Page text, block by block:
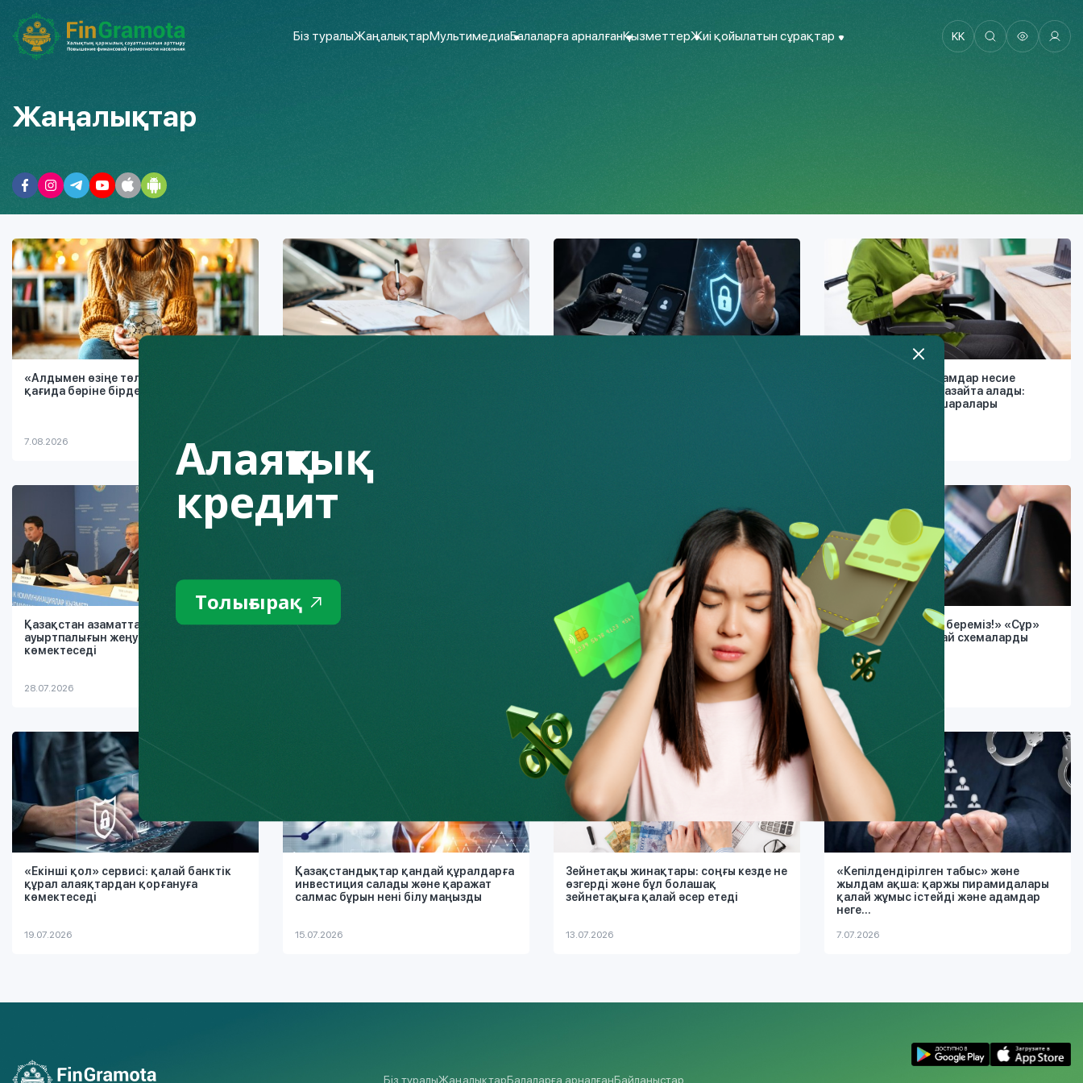
Біз туралыЖаңалықтарМультимедиаБалаларға арналғанҚызметтерЖиі қойылатын сұрақтар KK
Жаңалықтар
«Алдымен өзіңе төле»: неге бұл
қағида бәріне бірдей жұмыс істемейді
7.08.2026
Авто-айлакерлік: жолдағы алаяқтар
қалай жұмыс істейді және сақтандыру
Мүгедектігі бар адамдар несие
төлемдерін қалай азайта алады:
ҚНРДА-ның жаңа шаралары
Қазақстан азаматтарға қарыз
ауыртпалығын жеңуге қалай
көмектеседі
28.07.2026
Қарыз тұзағынан шығудың жаңа
Қарызға батыруы мүмкін интернет-
алаяқтықтың екі тәсілі
26.07.2026
«Барлығына несие береміз!» «Сұр»
несиегерлер қандай схемаларды
қолданады?
24.07.2026
«Екінші қол» сервисі: қалай банктік
құрал алаяқтардан қорғануға
көмектеседі
19.07.2026
Қазақстандықтар қандай құралдарға
инвестиция салады және қаражат
салмас бұрын нені білу маңызды
15.07.2026
Зейнетақы жинақтары: соңғы кезде не
өзгерді және бұл болашақ
зейнетақыға қалай әсер етеді
13.07.2026
«Кепілдендірілген табыс» және
жылдам ақша: қаржы пирамидалары
қалай жұмыс істейді және адамдар
неге...
7.07.2026
Біз туралыЖаңалықтарБалаларға арналғанБайланыстар
Алаяқтық
кредит
Толығырақ